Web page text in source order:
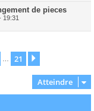
de pieces
19:31
21
Atteindre